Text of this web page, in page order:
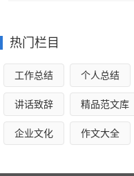
20_多人，造成的直接财
火在给我们生活带来
们的安全。火能把房屋
火，带来财产损失。每
安宁。
热门栏目
工作总结 个人总结
讲话致辞 精品范文库
企业文化 作文大全